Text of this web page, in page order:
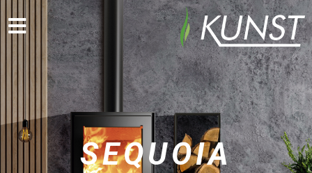
SEQUOIA